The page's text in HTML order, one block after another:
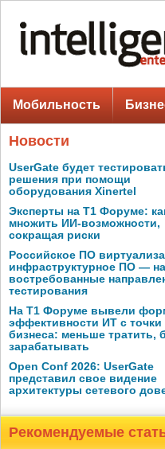
Мобильность
Новости
UserGate будет
решения при помощи
оборудования Xinertel
Эксперты на Т1 Форуме:
множить ИИ-возможности,
сокращая риски
Российское ПО
инфраструктурное ПО —
востребованные
тестирования
На Т1 Форуме вывели
эффективности ИТ с точки
бизнеса: меньше тратить,
зарабатывать
Open Conf 2026: UserGate
представил свое видение
архитектуры сетевого
Рекомендуемые